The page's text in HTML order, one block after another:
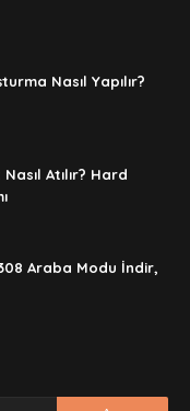
Nasıl Yapılır?
Atılır? Hard
Araba Modu İndir,